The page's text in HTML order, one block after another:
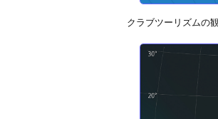
クラブツーリズムの